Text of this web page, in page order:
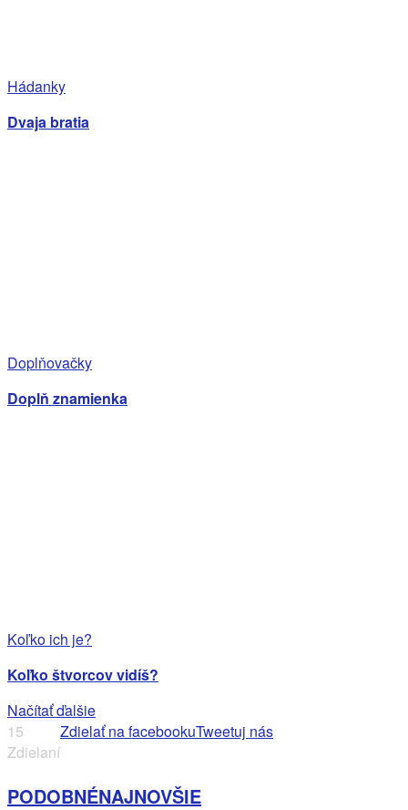
Hádanky
Dvaja bratia
Doplňovačky
Doplň znamienka
Koľko ich je?
Koľko štvorcov vidíš?
Načítať ďalšie
15
Zdielaní
Zdielať na facebookuTweetuj nás
PODOBNÉNAJNOVŠIE